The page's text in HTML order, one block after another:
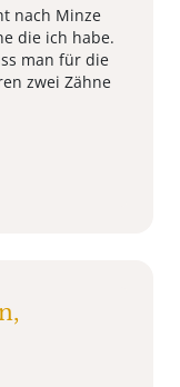
nach Minze
die ich habe.
man für die
zwei Zähne